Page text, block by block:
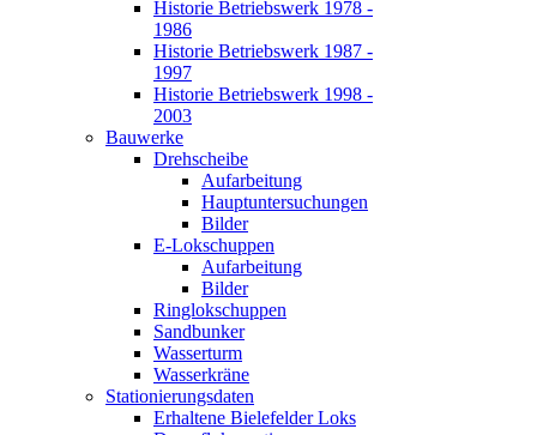
Historie Betriebswerk 1978 -
1986
Historie Betriebswerk 1987 -
1997
Historie Betriebswerk 1998 -
2003
Bauwerke
Drehscheibe
Aufarbeitung
Hauptuntersuchungen
Bilder
E-Lokschuppen
Aufarbeitung
Bilder
Ringlokschuppen
Sandbunker
Wasserturm
Wasserkräne
Stationierungsdaten
Erhaltene Bielefelder Loks